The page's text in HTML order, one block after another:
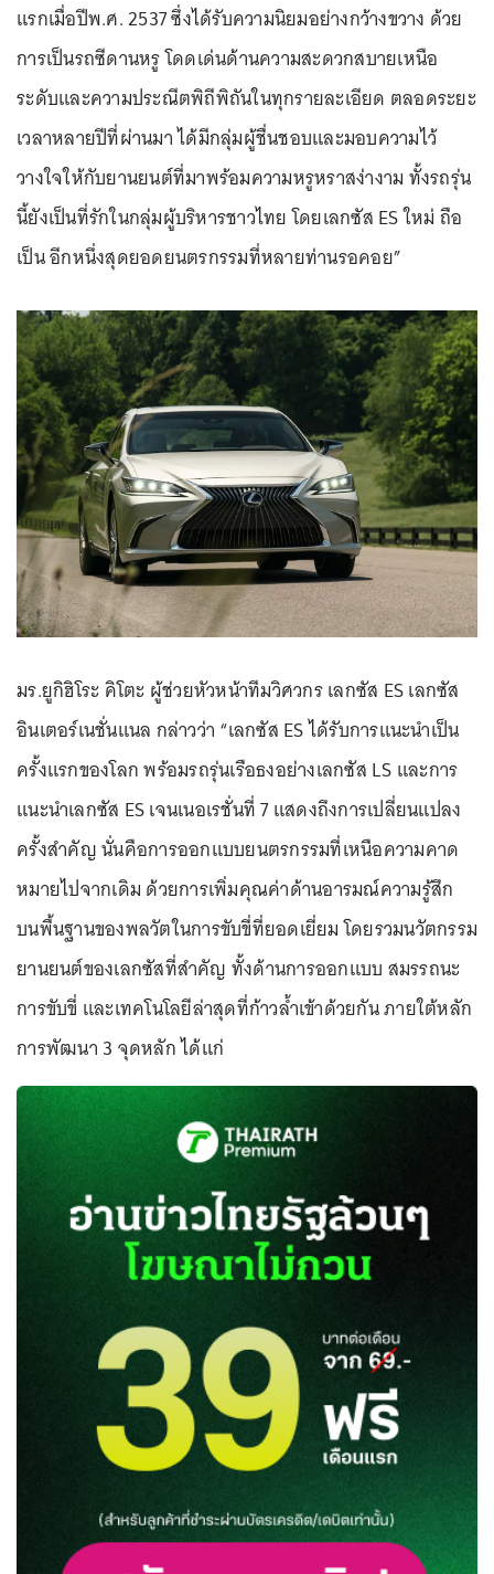
แรกเมื่อปีพ.ศ. 2537 ซึ่งได้รับความนิยมอย่างกว้างขวาง ด้วย
การเป็นรถซีดานหรู โดดเด่นด้านความสะดวกสบายเหนือ
ระดับและความประณีตพิถีพิถันในทุกรายละเอียด ตลอดระยะ
เวลาหลายปีที่ผ่านมา ได้มีกลุ่มผู้ชื่นชอบและมอบความไว้
วางใจให้กับยานยนต์ที่มาพร้อมความหรูหราสง่างาม ทั้งรถรุ่น
นี้ยังเป็นที่รักในกลุ่มผู้บริหารชาวไทย โดยเลกซัส ES ใหม่ ถือ
เป็น อีกหนึ่งสุดยอดยนตรกรรมที่หลายท่านรอคอย”
มร.ยูกิฮิโระ คิโตะ ผู้ช่วยหัวหน้าทีมวิศวกร เลกซัส ES เลกซัส
อินเตอร์เนชั่นแนล กล่าวว่า “เลกซัส ES ได้รับการแนะนำเป็น
ครั้งแรกของโลก พร้อมรถรุ่นเรือธงอย่างเลกซัส LS และการ
แนะนำเลกซัส ES เจนเนอเรชั่นที่ 7 แสดงถึงการเปลี่ยนแปลง
ครั้งสําคัญ นั่นคือการออกแบบยนตรกรรมที่เหนือความคาด
หมายไปจากเดิม ด้วยการเพิ่มคุณค่าด้านอารมณ์ความรู้สึก
บนพื้นฐานของพลวัตในการขับขี่ที่ยอดเยี่ยม โดยรวมนวัตกรรม
ยานยนต์ของเลกซัสที่สำคัญ ทั้งด้านการออกแบบ สมรรถนะ
การขับขี่ และเทคโนโลยีล่าสุดที่ก้าวล้ำเข้าด้วยกัน ภายใต้หลัก
การพัฒนา 3 จุดหลัก ได้แก่